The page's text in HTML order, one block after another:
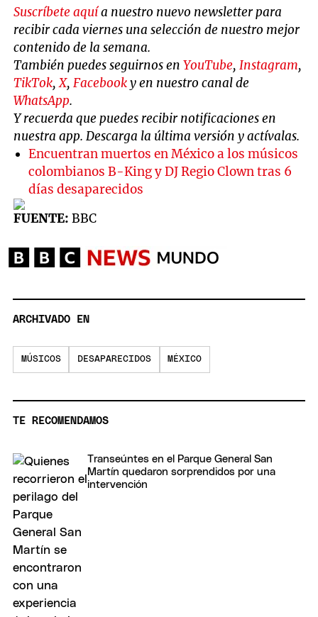
Suscríbete aquía nuestro nuevo newsletter para
recibir cada viernes una selección de nuestro mejor
contenido de la semana.
También puedes seguirnos enYouTube,Instagram,
TikTok,X,Facebooky en nuestro canal de
WhatsApp.
Y recuerda que puedes recibir notificaciones en
nuestra app. Descarga la última versión y actívalas.
Encuentran muertos en México a los músicos
colombianos B-King y DJ Regio Clown tras 6
días desaparecidos
FUENTE: BBC
ARCHIVADO EN
MÚSICOS DESAPARECIDOS MÉXICO
TE RECOMENDAMOS
Transeúntes en el Parque General San
Martín quedaron sorprendidos por una
intervención